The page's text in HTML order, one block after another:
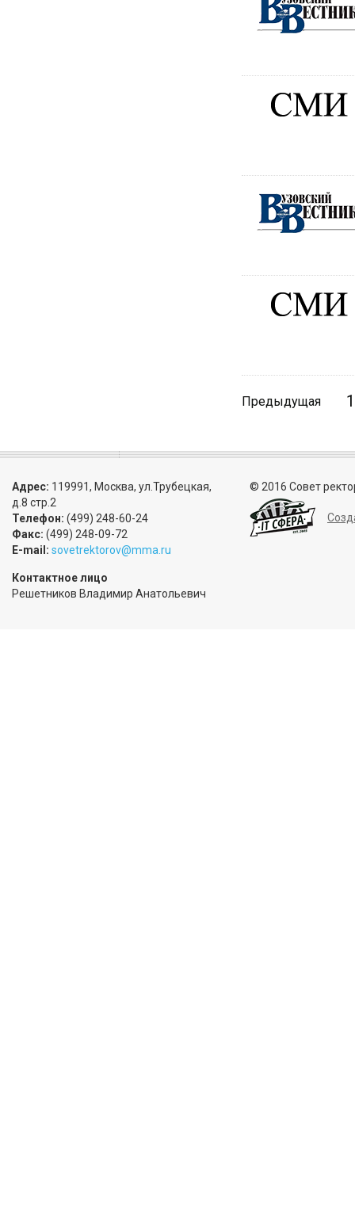
Предыдущая 1
Адрес: 119991, Москва, ул.Трубецкая,
д.8 стр.2
Телефон: (499) 248-60-24
Факс: (499) 248-09-72
E-mail: sovetrektorov@mma.ru
Контактное лицо
Решетников Владимир Анатольевич
© 2016 Совет